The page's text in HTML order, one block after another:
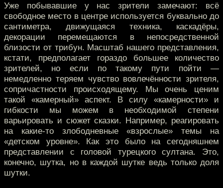
Уже побывавшие у нас зрители замечают: всё
свободное место в центре используется буквально до
сантиметра, движущаяся техника, каскадёры,
декорации перемещаются в непосредственной
близости от трибун. Масштаб нашего представления,
кстати, предполагает гораздо большее количество
зрителей, но если по такому пути пойти —
немедленно теряем чувство вовлечённости зрителя,
сопричастности происходящему. Мы очень ценим
такой «камерный» аспект. В силу «камерности» и
гибкости мы можем в необходимой степени
варьировать и сюжет сказки. Например, реагировать
на какие-то злободневные «взрослые» темы на
«детском уровне». Как это было на сегодняшнем
представлении с головой турецкого султана. Это,
конечно, шутка, но в каждой шутке ведь только доля
шутки.